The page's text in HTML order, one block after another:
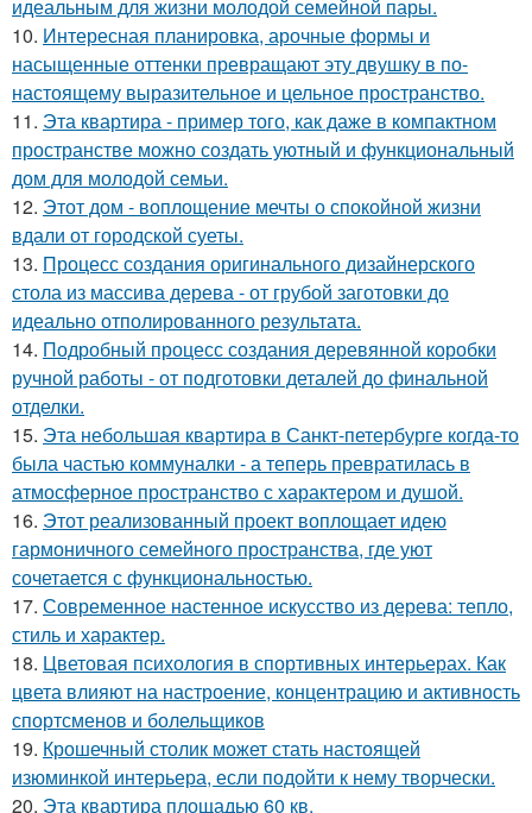
идеальным для жизни молодой семейной пары.
10. Интересная планировка, арочные формы и
насыщенные оттенки превращают эту двушку в по-
настоящему выразительное и цельное пространство.
11. Эта квартира - пример того, как даже в компактном
пространстве можно создать уютный и функциональный
дом для молодой семьи.
12. Этот дом - воплощение мечты о спокойной жизни
вдали от городской суеты.
13. Процесс создания оригинального дизайнерского
стола из массива дерева - от грубой заготовки до
идеально отполированного результата.
14. Подробный процесс создания деревянной коробки
ручной работы - от подготовки деталей до финальной
отделки.
15. Эта небольшая квартира в Санкт-петербурге когда-то
была частью коммуналки - а теперь превратилась в
атмосферное пространство с характером и душой.
16. Этот реализованный проект воплощает идею
гармоничного семейного пространства, где уют
сочетается с функциональностью.
17. Современное настенное искусство из дерева: тепло,
стиль и характер.
18. Цветовая психология в спортивных интерьерах. Как
цвета влияют на настроение, концентрацию и активность
спортсменов и болельщиков
19. Крошечный столик может стать настоящей
изюминкой интерьера, если подойти к нему творчески.
20. Эта квартира площадью 60 кв.